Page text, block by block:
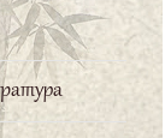
Мария